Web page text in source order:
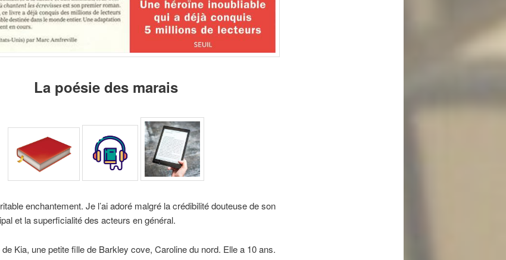
La poésie des marais
enchantement. Je l’ai adoré malgré la crédibilité douteuse de son
et la superficialité des acteurs en général.
de Kia, une petite fille de Barkley cove, Caroline du nord. Elle a 10 ans.